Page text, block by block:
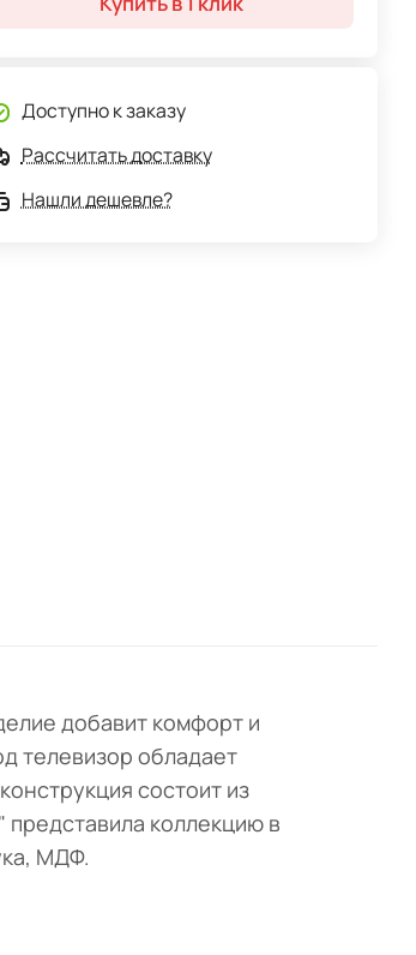
Доступно к заказу
Рассчитать доставку
Нашли дешевле?
добавит комфорт и
телевизор обладает
состоит из
коллекцию в
МДФ.